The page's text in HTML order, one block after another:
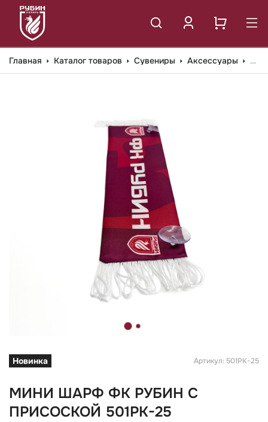
Главная Каталог товаров Сувениры Аксессуары
Новинка Артикул: 501РК-25
МИНИ ШАРФ ФК РУБИН С
ПРИСОСКОЙ 501РК-25